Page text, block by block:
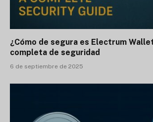
¿Cómo de segura es Electrum
completa de seguridad
6 de septiembre de 2025